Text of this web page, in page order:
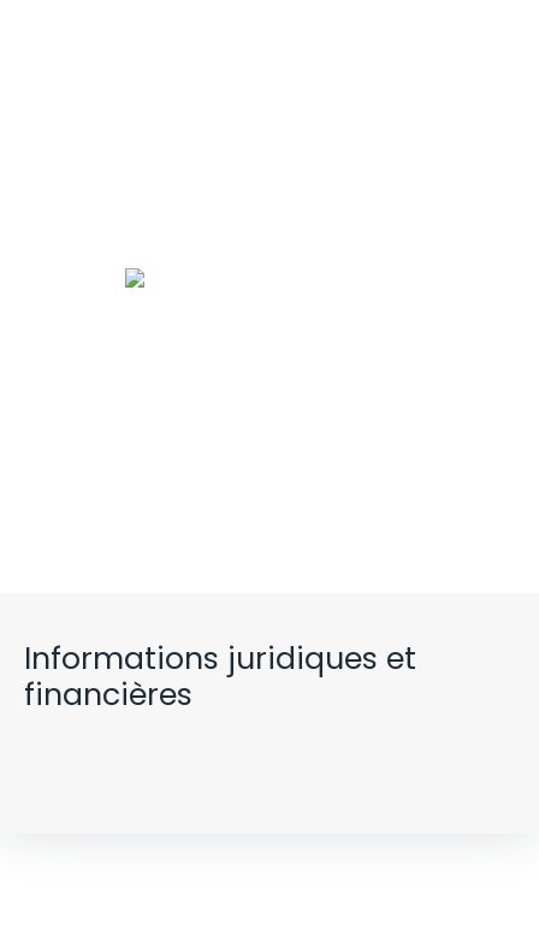
Informations juridiques et
financières